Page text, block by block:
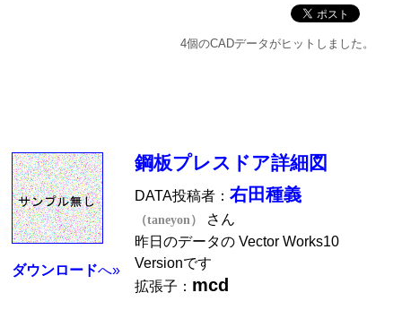
4個のCADデータがヒットしました。
ダウンロードへ»
鋼板プレスドア詳細図
DATA投稿者：右田種義
（taneyon）
さん
昨日のデータの Vector Works10
Versionです
拡張子： mcd